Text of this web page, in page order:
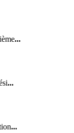
...
...
...